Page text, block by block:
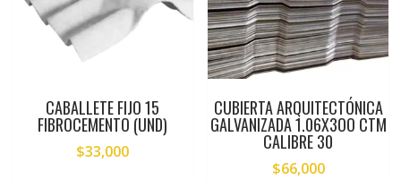
CABALLETE FIJO 15
FIBROCEMENTO (UND)
$33,000
CUBIERTA ARQUITECTÓNICA
GALVANIZADA 1.06X3OO CTM
CALIBRE 30
$66,000